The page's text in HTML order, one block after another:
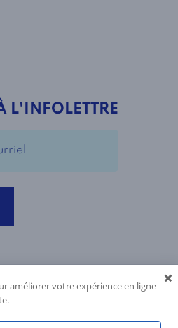
L'INFOLETTRE
améliorer votre expérience en ligne